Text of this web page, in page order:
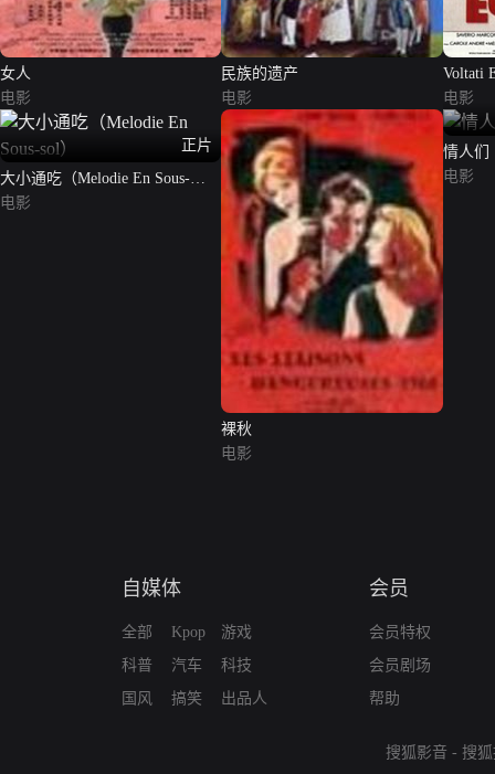
女人
电影
民族的遗产
电影
Voltati
电影
正片
大小通吃（Melodie En Sous-
sol）
电影
裸秋
电影
情人们
电影
自媒体
全部
科普
国风
Kpop
汽车
搞笑
游戏
科技
出品人
会员
会员特权
会员剧场
帮助
搜狐影音 - 搜